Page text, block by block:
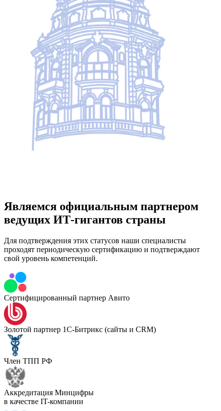
Являемся официальным партнером
ведущих ИТ-гигантов страны
Для подтверждения этих статусов наши специалисты
проходят периодическую сертификацию и подтверждают
свой уровень компетенций.
Сертифицированный партнер Авито
Золотой партнер 1С-Битрикс (сайты и CRM)
Член ТПП РФ
Аккредитация Минцифры
в качестве IT-компании